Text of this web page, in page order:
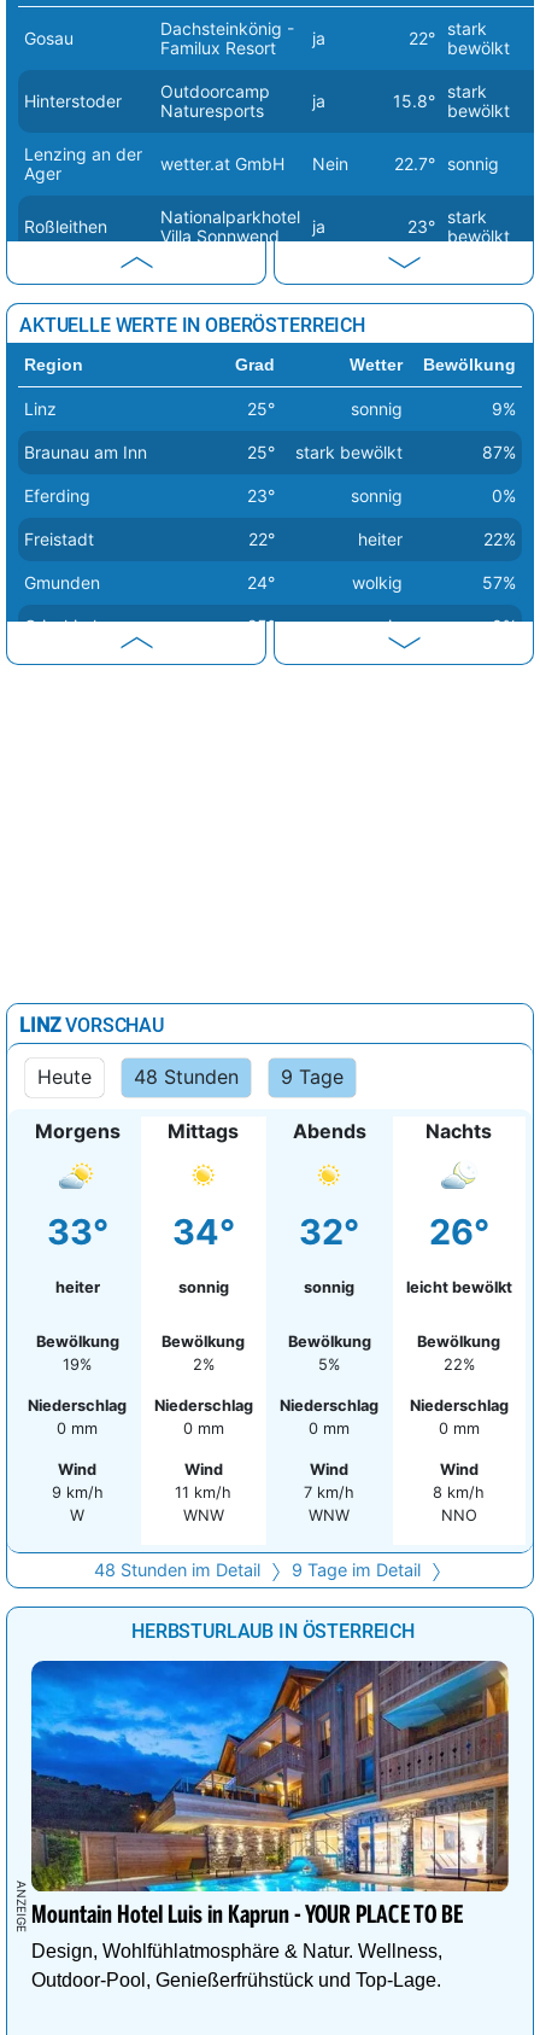
Gosau
Dachsteinkönig -
Familux Resort
ja 22°
stark
bewölkt
Hinterstoder
Outdoorcamp
Naturesports
ja 15.8°
stark
bewölkt
Lenzing an der
Ager
wetter.at GmbH Nein 22.7° sonnig
Roßleithen
Nationalparkhotel
Villa Sonnwend
ja 23°
stark
bewölkt
Sankt
Wolfgang im
Salzkammergut
Seecamping
Appesbach
ja 24° wolkig
Schörfling am
Attersee
NMS Schoerfling 23.3° sonnig
AKTUELLE WERTE IN OBERÖSTERREICH
Region Grad Wetter Bewölkung
Linz 25° sonnig 9%
Braunau am Inn 25° stark bewölkt 87%
Eferding 23° sonnig 0%
Freistadt 22° heiter 22%
Gmunden 24° wolkig 57%
Grieskirchen 25° sonnig 0%
Kirchdorf an der Krems 26° stark bewölkt 91%
LINZVORSCHAU
Heute 48 Stunden 9 Tage
Morgens
33°
heiter
Bewölkung
19%
Niederschlag
0 mm
Wind
9 km/h
W
Mittags
34°
sonnig
Bewölkung
2%
Niederschlag
0 mm
Wind
11 km/h
WNW
Abends
32°
sonnig
Bewölkung
5%
Niederschlag
0 mm
Wind
7 km/h
WNW
Nachts
26°
leicht bewölkt
Bewölkung
22%
Niederschlag
0 mm
Wind
8 km/h
NNO
48 Stunden im Detail 9 Tage im Detail
HERBSTURLAUB IN ÖSTERREICH
Mountain Hotel Luis in Kaprun - YOUR PLACE TO BE
Design, Wohlfühlatmosphäre & Natur. Wellness,
Outdoor-Pool, Genießerfrühstück und Top-Lage.